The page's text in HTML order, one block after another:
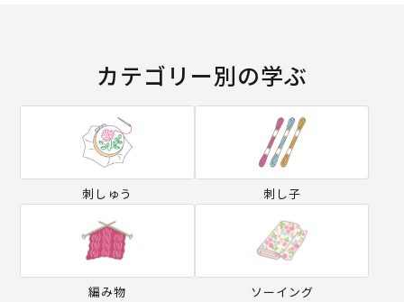
カテゴリー別の学ぶ
刺しゅう 刺し子
編み物 ソーイング